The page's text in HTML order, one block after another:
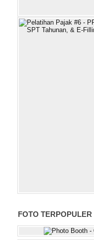
FOTO TERPOPULER